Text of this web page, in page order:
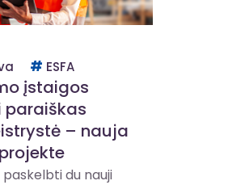
ESFA
įstaigos
paraiškas
– nauja
paskelbti du nauji